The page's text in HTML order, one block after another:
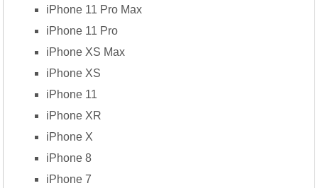
iPhone 11 Pro Max
iPhone 11 Pro
iPhone XS Max
iPhone XS
iPhone 11
iPhone XR
iPhone X
iPhone 8
iPhone 7